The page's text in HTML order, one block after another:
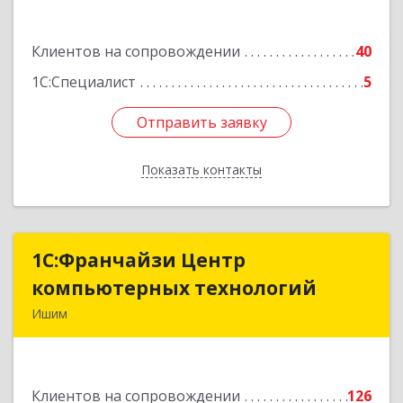
Клиентов на сопровождении
40
1С:Специалист
5
Отправить заявку
Показать контакты
Подробнее
Отправить заявку
Назад
1С:Франчайзи Центр
компьютерных технологий
Ишим
Клиентов на сопровождении
126
1С:Франчайзи Центр
компьютерных технологий
Подробнее